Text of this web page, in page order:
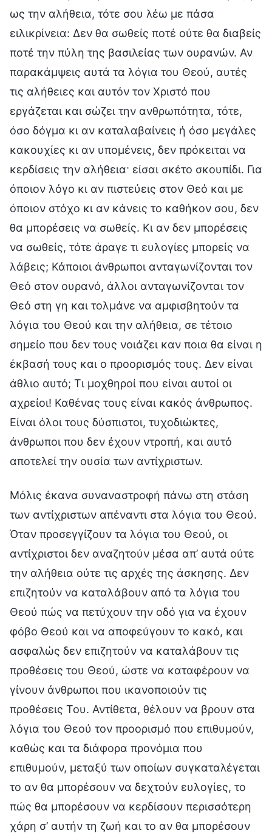
ως την αλήθεια, τότε σου λέω με πάσα
ειλικρίνεια: Δεν θα σωθείς ποτέ ούτε θα διαβείς
ποτέ την πύλη της βασιλείας των ουρανών. Αν
παρακάμψεις αυτά τα λόγια του Θεού, αυτές
τις αλήθειες και αυτόν τον Χριστό που
εργάζεται και σώζει την ανθρωπότητα, τότε,
όσο δόγμα κι αν καταλαβαίνεις ή όσο μεγάλες
κακουχίες κι αν υπομένεις, δεν πρόκειται να
κερδίσεις την αλήθεια· είσαι σκέτο σκουπίδι. Για
όποιον λόγο κι αν πιστεύεις στον Θεό και με
όποιον στόχο κι αν κάνεις το καθήκον σου, δεν
θα μπορέσεις να σωθείς. Κι αν δεν μπορέσεις
να σωθείς, τότε άραγε τι ευλογίες μπορείς να
λάβεις; Κάποιοι άνθρωποι ανταγωνίζονται τον
Θεό στον ουρανό, άλλοι ανταγωνίζονται τον
Θεό στη γη και τολμάνε να αμφισβητούν τα
λόγια του Θεού και την αλήθεια, σε τέτοιο
σημείο που δεν τους νοιάζει καν ποια θα είναι η
έκβασή τους και ο προορισμός τους. Δεν είναι
άθλιο αυτό; Τι μοχθηροί που είναι αυτοί οι
αχρείοι! Καθένας τους είναι κακός άνθρωπος.
Είναι όλοι τους δύσπιστοι, τυχοδιώκτες,
άνθρωποι που δεν έχουν ντροπή, και αυτό
αποτελεί την ουσία των αντίχριστων.
Μόλις έκανα συναναστροφή πάνω στη στάση
των αντίχριστων απέναντι στα λόγια του Θεού.
Όταν προσεγγίζουν τα λόγια του Θεού, οι
αντίχριστοι δεν αναζητούν μέσα απ’ αυτά ούτε
την αλήθεια ούτε τις αρχές της άσκησης. Δεν
επιζητούν να καταλάβουν από τα λόγια του
Θεού πώς να πετύχουν την οδό για να έχουν
φόβο Θεού και να αποφεύγουν το κακό, και
ασφαλώς δεν επιζητούν να καταλάβουν τις
προθέσεις του Θεού, ώστε να καταφέρουν να
γίνουν άνθρωποι που ικανοποιούν τις
προθέσεις Του. Αντίθετα, θέλουν να βρουν στα
λόγια του Θεού τον προορισμό που επιθυμούν,
καθώς και τα διάφορα προνόμια που
επιθυμούν, μεταξύ των οποίων συγκαταλέγεται
το αν θα μπορέσουν να δεχτούν ευλογίες, το
πώς θα μπορέσουν να κερδίσουν περισσότερη
χάρη σ’ αυτήν τη ζωή και το αν θα μπορέσουν